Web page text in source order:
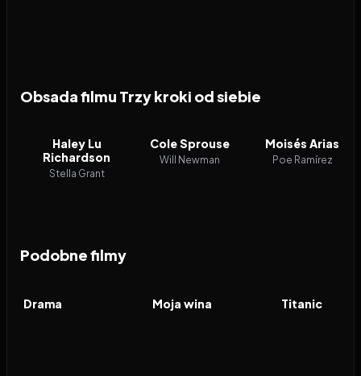
Obsada filmu Trzy kroki od siebie
Haley Lu
Richardson
Stella Grant
Cole Sprouse
Will Newman
Moisés Arias
Poe Ramírez
Podobne filmy
FILM
Drama FILM
Moja wina FILM
Titanic